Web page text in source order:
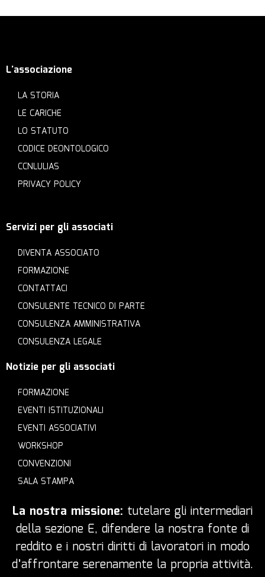
L'associazione
LA STORIA
LE CARICHE
LO STATUTO
CODICE DEONTOLOGICO
CCNLULIAS
PRIVACY POLICY
Servizi per gli associati
DIVENTA ASSOCIATO
FORMAZIONE
CONTATTACI
CONSULENTE TECNICO DI PARTE
CONSULENZA AMMINISTRATIVA
CONSULENZA LEGALE
Notizie per gli associati
FORMAZIONE
EVENTI ISTITUZIONALI
EVENTI ASSOCIATIVI
WORKSHOP
CONVENZIONI
SALA STAMPA
La nostra missione: tutelare gli intermediari
della sezione E, difendere la nostra fonte di
reddito e i nostri diritti di lavoratori in modo
d’affrontare serenamente la propria attività.